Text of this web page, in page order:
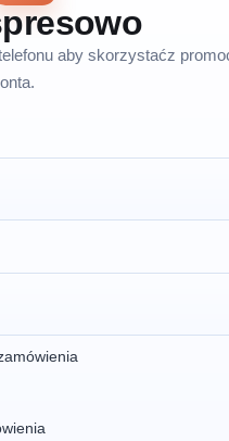
aby skorzystaćz